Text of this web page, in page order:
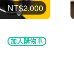
NT$2,000
加入購物車